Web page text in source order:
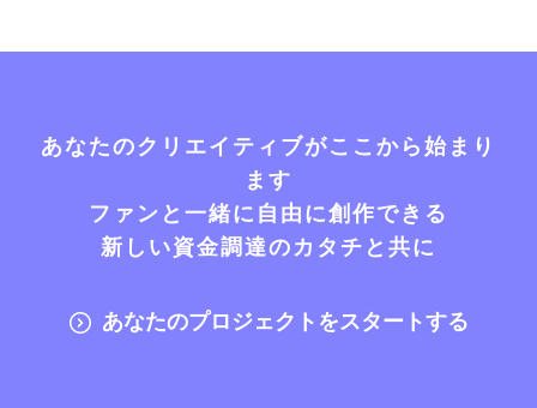
あなたのクリエイティブがここから始まり
ます
ファンと一緒に自由に創作できる
新しい資金調達のカタチと共に
あなたのプロジェクトをスタートする